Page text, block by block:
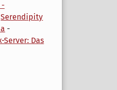
-
Serendipity
-
Server: Das